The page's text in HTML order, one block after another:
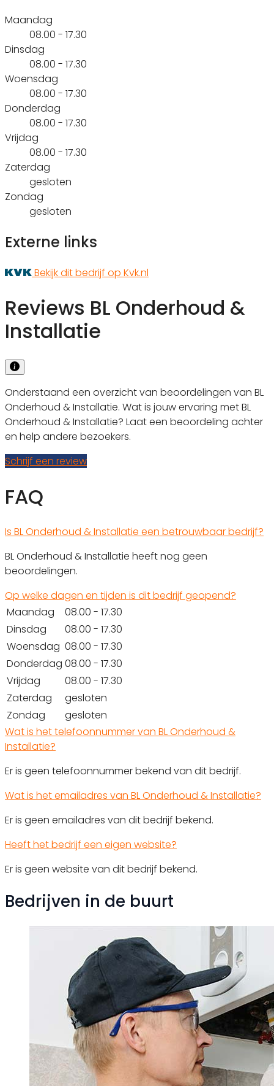
Maandag
08.00 - 17.30
Dinsdag
08.00 - 17.30
Woensdag
08.00 - 17.30
Donderdag
08.00 - 17.30
Vrijdag
08.00 - 17.30
Zaterdag
gesloten
Zondag
gesloten
Externe links
Bekijk dit bedrijf op Kvk.nl
Reviews BL Onderhoud &
Installatie
Onderstaand een overzicht van beoordelingen van BL
Onderhoud & Installatie. Wat is jouw ervaring met BL
Onderhoud & Installatie? Laat een beoordeling achter
en help andere bezoekers.
Schrijf een review
FAQ
Is BL Onderhoud & Installatie een betrouwbaar bedrijf?
BL Onderhoud & Installatie heeft nog geen
beoordelingen.
Op welke dagen en tijden is dit bedrijf geopend?
Maandag
08.00 - 17.30
Dinsdag
08.00 - 17.30
Woensdag 08.00 - 17.30
Donderdag 08.00 - 17.30
Vrijdag
08.00 - 17.30
Zaterdag
gesloten
Zondag
gesloten
Wat is het telefoonnummer van BL Onderhoud &
Installatie?
Er is geen telefoonnummer bekend van dit bedrijf.
Wat is het emailadres van BL Onderhoud & Installatie?
Er is geen emailadres van dit bedrijf bekend.
Heeft het bedrijf een eigen website?
Er is geen website van dit bedrijf bekend.
Bedrijven in de buurt